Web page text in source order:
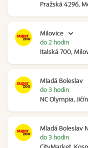
Pražská 4296,
Milovice
Italská 700,
do 2 hodin
Mladá Boleslav
NC Olympia,
do 3 hodin
Mladá Boleslav
do 3 hodin